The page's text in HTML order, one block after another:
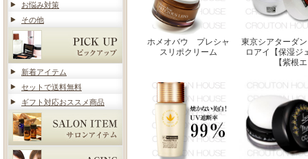
お悩み対策
その他
新着アイテム
セットで送料無料
ギフト対応おススメ商品
ホメオバウ プレシャ
スリポクリーム
東京シアターダ
ロアイ【保湿ジ
【紫根